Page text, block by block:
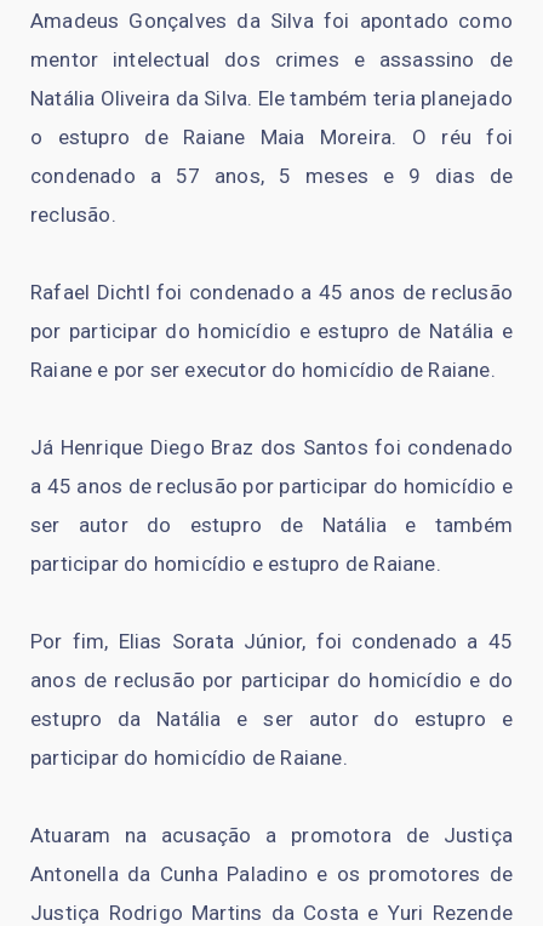
Amadeus Gonçalves da Silva foi apontado como
mentor intelectual dos crimes e assassino de
Natália Oliveira da Silva. Ele também teria planejado
o estupro de Raiane Maia Moreira. O réu foi
condenado a 57 anos, 5 meses e 9 dias de
reclusão.
Rafael Dichtl foi condenado a 45 anos de reclusão
por participar do homicídio e estupro de Natália e
Raiane e por ser executor do homicídio de Raiane.
Já Henrique Diego Braz dos Santos foi condenado
a 45 anos de reclusão por participar do homicídio e
ser autor do estupro de Natália e também
participar do homicídio e estupro de Raiane.
Por fim, Elias Sorata Júnior, foi condenado a 45
anos de reclusão por participar do homicídio e do
estupro da Natália e ser autor do estupro e
participar do homicídio de Raiane.
Atuaram na acusação a promotora de Justiça
Antonella da Cunha Paladino e os promotores de
Justiça Rodrigo Martins da Costa e Yuri Rezende